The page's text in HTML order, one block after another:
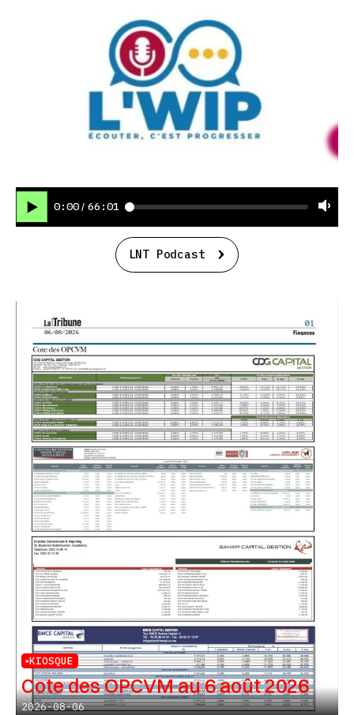
0:00 / 66:01
LNT Podcast
KIOSQUE
Cote des OPCVM au 6 août 2026
2026-08-06